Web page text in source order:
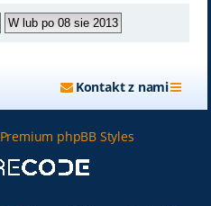
Kontakt z nami
Premium phpBB Styles